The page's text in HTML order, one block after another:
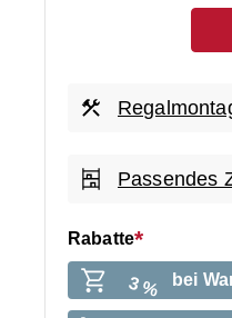
Passendes
Rabatte
3 % bei